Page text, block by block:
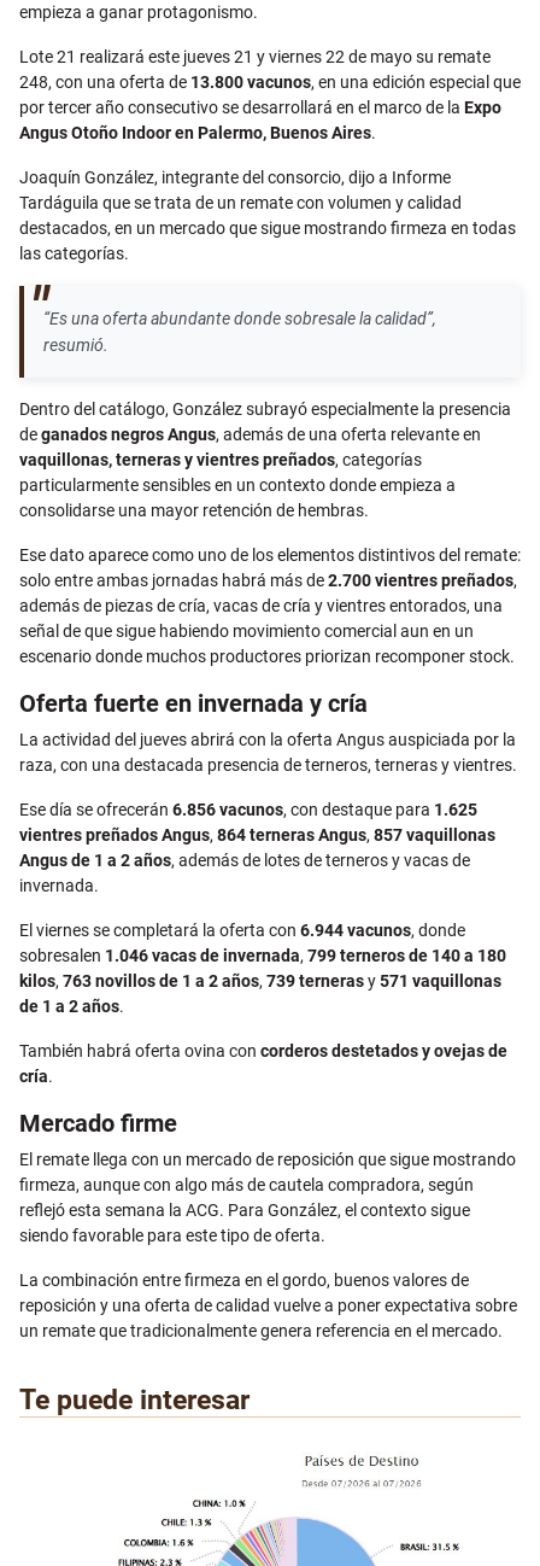
empieza a ganar protagonismo.
Lote 21 realizará este jueves 21 y viernes 22 de mayo su remate
248, con una oferta de 13.800 vacunos, en una edición especial que
por tercer año consecutivo se desarrollará en el marco de la Expo
Angus Otoño Indoor en Palermo, Buenos Aires.
Joaquín González, integrante del consorcio, dijo a Informe
Tardáguila que se trata de un remate con volumen y calidad
destacados, en un mercado que sigue mostrando firmeza en todas
las categorías.
“Es una oferta abundante donde sobresale la calidad”,
resumió.
Dentro del catálogo, González subrayó especialmente la presencia
deganados negros Angus, además de una oferta relevante en
vaquillonas, terneras y vientres preñados, categorías
particularmente sensibles en un contexto donde empieza a
consolidarse una mayor retención de hembras.
Ese dato aparece como uno de los elementos distintivos del remate:
solo entre ambas jornadas habrá más de2.700 vientres preñados,
además de piezas de cría, vacas de cría y vientres entorados, una
señal de que sigue habiendo movimiento comercial aun en un
escenario donde muchos productores priorizan recomponer stock.
Oferta fuerte en invernada y cría
La actividad del jueves abrirá con la oferta Angus auspiciada por la
raza, con una destacada presencia de terneros, terneras y vientres.
Ese día se ofrecerán 6.856 vacunos, con destaque para 1.625
vientres preñados Angus, 864 terneras Angus, 857 vaquillonas
Angus de 1 a 2 años, además de lotes de terneros y vacas de
invernada.
El viernes se completará la oferta con 6.944 vacunos, donde
sobresalen 1.046 vacas de invernada, 799 terneros de 140 a 180
kilos, 763 novillos de 1 a 2 años, 739 ternerasy571 vaquillonas
de 1 a 2 años.
También habrá oferta ovina con corderos destetados y ovejas de
cría.
Mercado firme
El remate llega con un mercado de reposición que sigue mostrando
firmeza, aunque con algo más de cautela compradora, según
reflejó esta semana la ACG. Para González, el contexto sigue
siendo favorable para este tipo de oferta.
La combinación entre firmeza en el gordo, buenos valores de
reposición y una oferta de calidad vuelve a poner expectativa sobre
un remate que tradicionalmente genera referencia en el mercado.
Te puede interesar